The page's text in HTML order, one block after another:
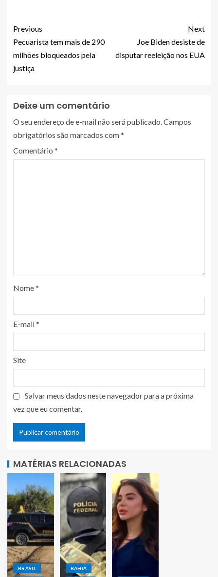
Previous
Pecuarista tem mais de 290
milhões bloqueados pela
justiça
Next
Joe Biden desiste de
disputar reeleição nos EUA
Deixe um comentário
O seu endereço de e-mail não será publicado.Campos
obrigatórios são marcados com*
Comentário *
Nome*
E-mail*
Site
Salvar meus dados neste navegador para a próxima
vez que eu comentar.
MATÉRIAS RELACIONADAS
BRASIL BAHIA